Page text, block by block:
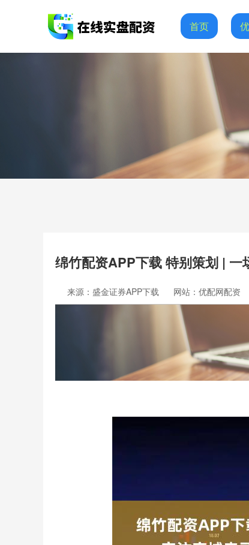
首页
绵竹配资APP下载 特别策划 |
来源：盛金证券APP下载 网站：优配网配资